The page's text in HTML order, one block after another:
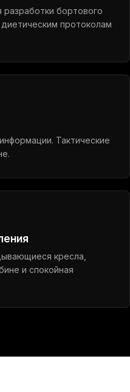
бортового
протоколам
Тактические
кресла,
и спокойная